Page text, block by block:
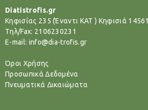
Diatistrofis.gr
Κηφισίας 235 (Έναντι ΚΑΤ ) Κηφισιά 14561
Tηλ/Fax: 2106230231
E-mail: info@dia-trofis.gr
Όροι Χρήσης
Προσωπικά Δεδομένα
Πνευματικά Δικαιώματα